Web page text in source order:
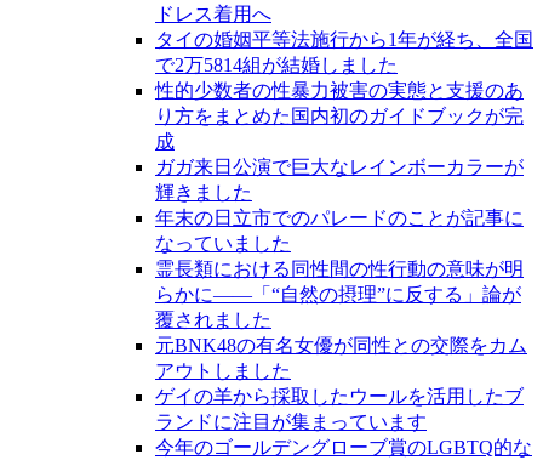
ドレス着用へ
タイの婚姻平等法施行から1年が経ち、全国
で2万5814組が結婚しました
性的少数者の性暴力被害の実態と支援のあ
り方をまとめた国内初のガイドブックが完
成
ガガ来日公演で巨大なレインボーカラーが
輝きました
年末の日立市でのパレードのことが記事に
なっていました
霊長類における同性間の性行動の意味が明
らかに――「“自然の摂理”に反する」論が
覆されました
元BNK48の有名女優が同性との交際をカム
アウトしました
ゲイの羊から採取したウールを活用したブ
ランドに注目が集まっています
今年のゴールデングローブ賞のLGBTQ的な